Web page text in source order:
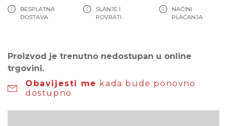
BESPLATNA
DOSTAVA
SLANJE I
POVRATI
NAČINI
PLAĆANJA
Proizvod je trenutno nedostupan u online
trgovini.
Obavijesti me kada bude ponovno
dostupno